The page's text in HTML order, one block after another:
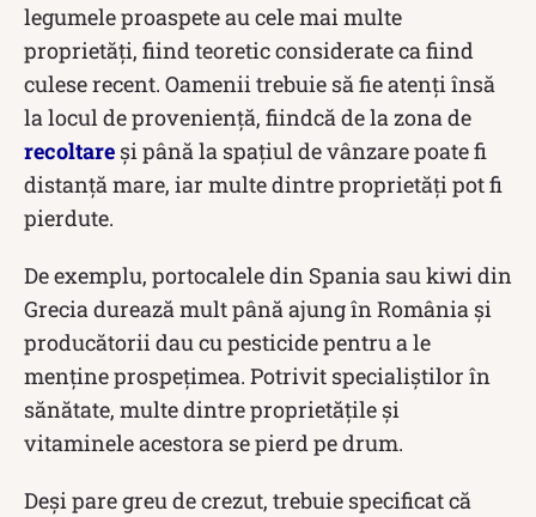
legumele proaspete au cele mai multe
proprietăți, fiind teoretic considerate ca fiind
culese recent. Oamenii trebuie să fie atenți însă
la locul de proveniență, fiindcă de la zona de
recoltare și până la spațiul de vânzare poate fi
distanță mare, iar multe dintre proprietăți pot fi
pierdute.
De exemplu, portocalele din Spania sau kiwi din
Grecia durează mult până ajung în România și
producătorii dau cu pesticide pentru a le
menţine prospeţimea. Potrivit specialiștilor în
sănătate, multe dintre proprietățile și
vitaminele acestora se pierd pe drum.
Deși pare greu de crezut, trebuie specificat că